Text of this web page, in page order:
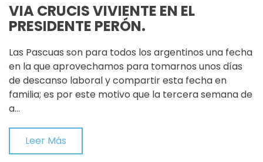
VIA CRUCIS VIVIENTE EN EL
PRESIDENTE PERÓN.
Las Pascuas son para todos los argentinos una fecha
en la que aprovechamos para tomarnos unos días
de descanso laboral y compartir esta fecha en
familia; es por este motivo que la tercera semana de
a…
Leer Más